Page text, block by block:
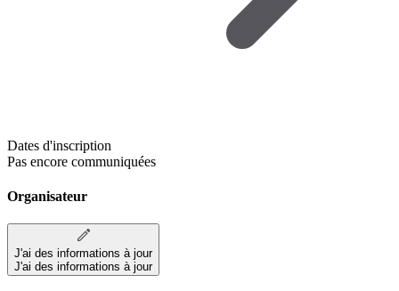
Dates d'inscription
Pas encore communiquées
Organisateur
J'ai des informations à jour
J'ai des informations à jour